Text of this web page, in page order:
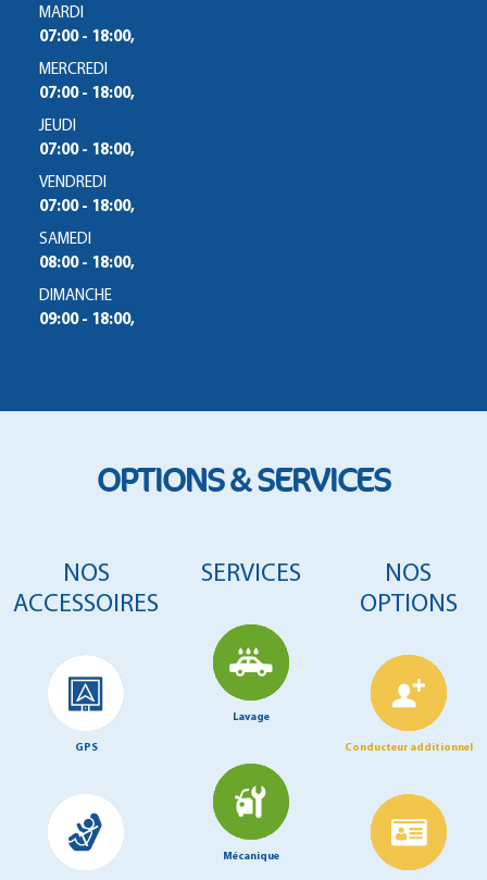
MARDI
07:00 - 18:00,
MERCREDI
07:00 - 18:00,
JEUDI
07:00 - 18:00,
VENDREDI
07:00 - 18:00,
SAMEDI
08:00 - 18:00,
DIMANCHE
09:00 - 18:00,
OPTIONS & SERVICES
NOS
ACCESSOIRES
GPS
SERVICES
Lavage
Mécanique
NOS
OPTIONS
Conducteur additionnel